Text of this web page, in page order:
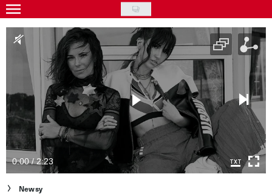
Skip
to
main
content
Gwiazdy
Ludzie
Moda
Uroda
Styl życia
Kultura
Wideo
0:00 / 2:23
Newsy